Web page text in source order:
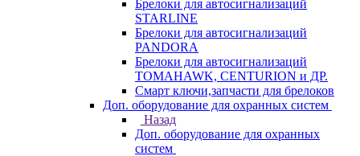
Брелоки для автосигнализаций
STARLINE
Брелоки для автосигнализаций
PANDORA
Брелоки для автосигнализаций
TOMAHAWK, CENTURION и ДР.
Смарт ключи,запчасти для брелоков
Доп. оборудование для охранных систем
Назад
Доп. оборудование для охранных
систем